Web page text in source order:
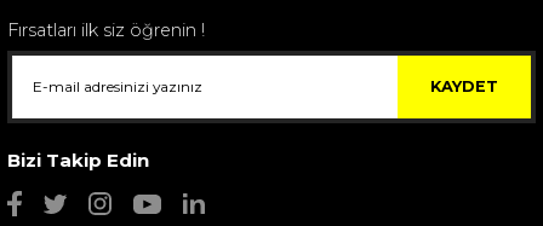
Fırsatları ilk siz öğrenin !
KAYDET
Bizi Takip Edin